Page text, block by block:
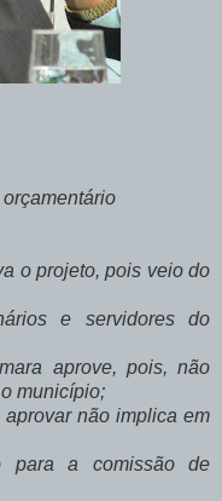
o projeto, pois veio do
e servidores do
aprove, pois, não
município;
não implica em
para a comissão de